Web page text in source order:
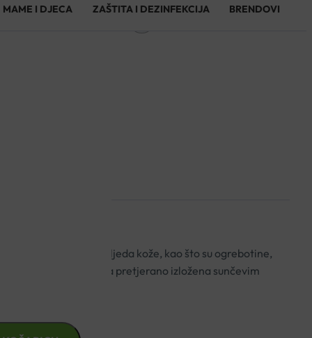
MAME I DJECA ZAŠTITA I DEZINFEKCIJA BRENDOVI
kod akutnih ozljeda kože, kao što su ogrebotine,
(primjerice koža pretjerano izložena sunčevim